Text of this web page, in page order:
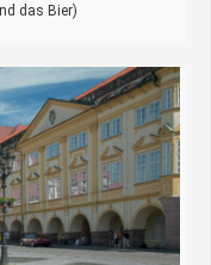
das Bier)